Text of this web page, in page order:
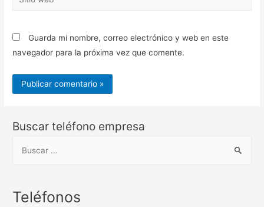
Guarda mi nombre, correo electrónico y web en este
navegador para la próxima vez que comente.
Buscar teléfono empresa
c
Teléfonos